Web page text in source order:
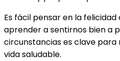
Es fácil pensar en la
aprender a sentirnos bien a
circunstancias es clave
vida saludable.